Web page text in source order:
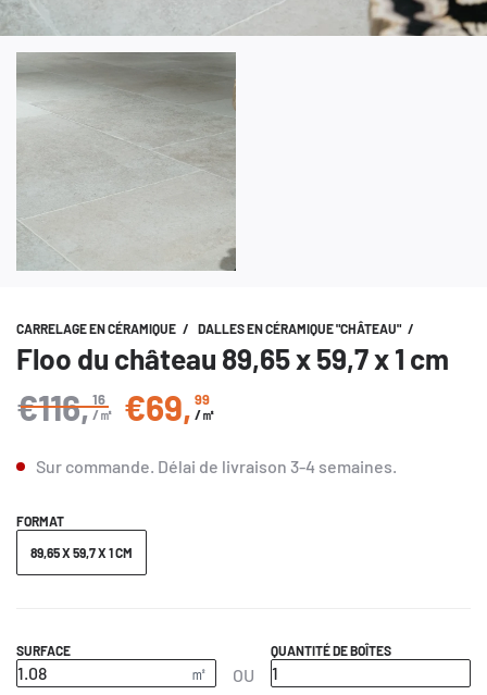
CARRELAGE EN CÉRAMIQUE / DALLES EN CÉRAMIQUE "CHÂTEAU" /
Floo du château 89,65 x 59,7 x 1 cm
Prix régulier
€116,16
/㎡
€69, 99
/㎡
Sur commande. Délai de livraison 3-4 semaines.
FORMAT
89,65 X 59,7 X 1 CM
SURFACE
OU
QUANTITÉ DE BOÎTES